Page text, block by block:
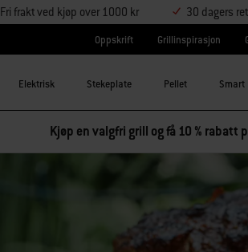
Fri frakt ved kjøp over 1000 kr 30 dagers
Oppskrift Grillinspirasjon
Elektrisk Stekeplate Pellet Smart
Kjøp en valgfri grill og få 10 %